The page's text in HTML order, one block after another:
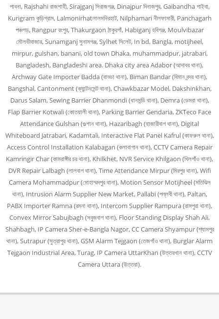
পাবনা, Rajshahi রাজশাহী, Sirajganj সিরাজগঞ্জ, Dinajpur দিনাজপুর, Gaibandha গাইবা,
Kurigram কুড়িগ্রাম, Lalmonirhatলালমনিরহাট, Nilphamari নীলফামারী, Panchagarh
পঞ্চগড়, Rangpur রংপুর, Thakurgaon ঠাকুরগাঁ, Habiganj হবিগঞ্জ, Moulvibazar
মৌলভীবাজার, Sunamganj সুনামগঞ্জ, Sylhet সিলেট, In bd, Bangla, motijheel,
mirpur, gulshan, banani, old town Dhaka, muhammadpur, jatrabari,
Bangladesh, Bangladeshi area. Dhaka city area Adabor (আদাবর থানা),
Archway Gate Importer Badda (বাড্ডা থানা), Biman Bandar (বিমান বন্দর থানা),
Bangshal, Cantonment (ক্যান্টনমেন্ট থানা), Chawkbazar Model, Dakshinkhan,
Darus Salam, Sewing Barrier Dhanmondi (ধানমন্ডি থানা), Demra (ডেমরা থানা),
Flap Barrier Kotwali (কোতয়ালী থানা), Parking Barrier Gendaria, ZKTeco Face
Attendance Gulshan (গুল্শান থানা), Hazaribagh (হাজারীবাগ থানা), Digital
Whiteboard Jatrabari, Kadamtali, Interactive Flat Panel Kafrul (কাফরুল থানা),
Access Control Installation Kalabagan (কলাবাগান থানা), CCTV Camera Repair
Kamringir Char (কামরাঙ্গীর চর থানা), Khilkhet, NVR Service Khilgaon (খিলগাঁও থানা),
DVR Repair Lalbagh (লালবাগ থানা), Time Attendance Mirpur (মিরপুর থানা), Wifi
Camera Mohammadpur (মোহাম্মদপুর থানা), Motion Sensor Motijheel (মতিঝিল
থানা), Intrusion Alarm Supplier New Market, Pallabi (পল্লবী থানা), Paltan,
PABX Importer Ramna (রমনা থানা), Intercom Supplier Rampura (রামপুরা থানা),
Convex Mirror Sabujbagh (সবুজবাগ থানা), Floor Standing Display Shah Ali,
Shahbagh, IP Camera Sher-e-Bangla Nagor, CC Camera Shyampur (শ্যামপুর
থানা), Sutrapur (সুত্রাপুর থানা), GSM Alarm Tejgaon (তেজগাঁও থানা), Burglar Alarm
Tejgaon Industrial Area, Turag, IP Camera UttarKhan (উত্তরখান থানা), CCTV
Camera Uttara (উত্তরা).